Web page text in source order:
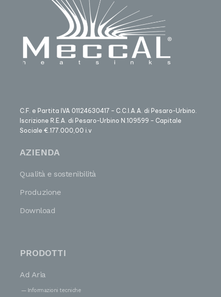
C.F. e Partita IVA 01124630417 – C.C.I.A.A. di Pesaro-Urbino.
Iscrizione R.E.A. di Pesaro-Urbino N.109599 – Capitale
Sociale €.177.000,00 i.v
AZIENDA
Qualità e sostenibilità
Produzione
Download
PRODOTTI
Ad Aria
Informazioni tecniche